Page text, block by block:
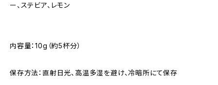
ー、ステビア、レモン
内容量：10g（約5杯分）
保存方法：直射日光、高温多湿を避け、冷暗所にて保存